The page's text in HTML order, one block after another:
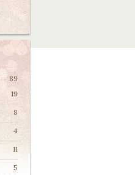
89
19
8
4
11
5